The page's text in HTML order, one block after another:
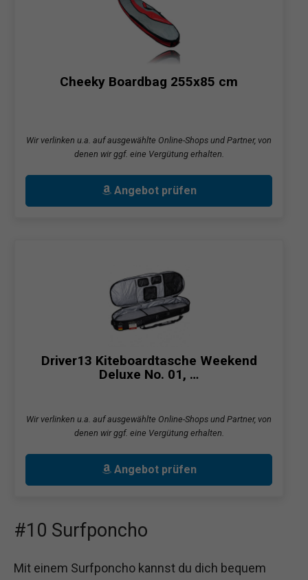
Cheeky Boardbag 255x85 cm
Wir verlinken u.a. auf ausgewählte Online-Shops und Partner, von
denen wir ggf. eine Vergütung erhalten.
Angebot prüfen
Driver13 Kiteboardtasche Weekend
Deluxe No. 01, …
Wir verlinken u.a. auf ausgewählte Online-Shops und Partner, von
denen wir ggf. eine Vergütung erhalten.
Angebot prüfen
#10 Surfponcho
Mit einem Surfponcho kannst du dich bequem